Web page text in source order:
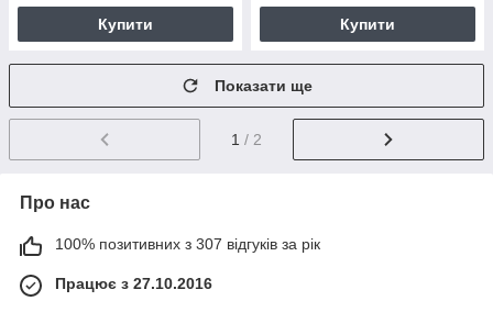
Купити Купити
Показати ще
1 / 2
Про нас
100% позитивних з 307 відгуків за рік
Працює з 27.10.2016